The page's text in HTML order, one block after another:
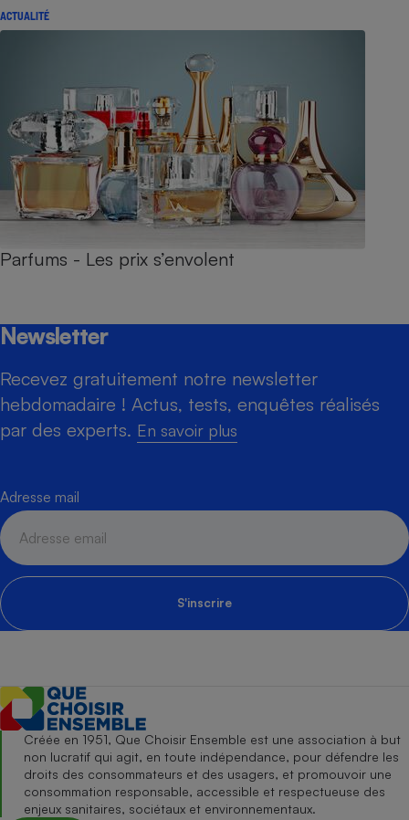
ACTUALITÉ
Parfums - Les prix s’envolent
Newsletter
Recevez gratuitement notre newsletter
hebdomadaire ! Actus, tests, enquêtes réalisés
par des experts. En savoir plus
Adresse mail
S'inscrire
Créée en 1951, Que Choisir Ensemble est une association à but
non lucratif qui agit, en toute indépendance, pour défendre les
droits des consommateurs et des usagers, et promouvoir une
consommation responsable, accessible et respectueuse des
enjeux sanitaires, sociétaux et environnementaux.